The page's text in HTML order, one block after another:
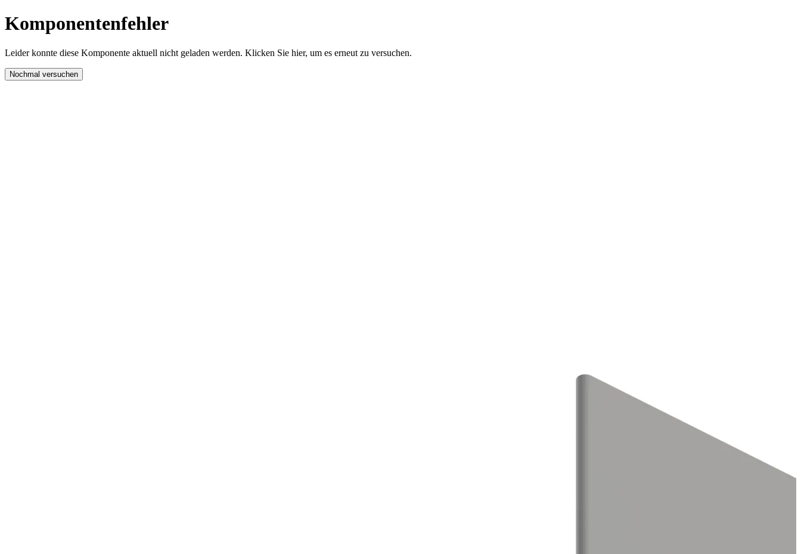
Komponentenfehler
Leider konnte diese Komponente aktuell nicht geladen werden. Klicken Sie hier, um es erneut zu versuchen.
Nochmal versuchen